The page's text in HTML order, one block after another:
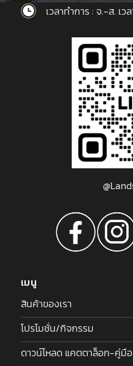
เวลาทำการ : จ.-ส. เ
เมนู
สินค้าของเรา
โปรโมชั่น/กิจกรรม
ดาวน์โหลด แคตตาล็อก-คู่มือ